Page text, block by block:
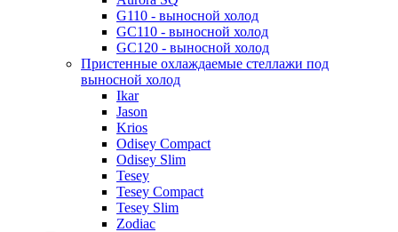
G110 - выносной холод
GC110 - выносной холод
GC120 - выносной холод
Пристенные охлаждаемые стеллажи под
выносной холод
Ikar
Jason
Krios
Odisey Compact
Odisey Slim
Tesey
Tesey Compact
Tesey Slim
Zodiac